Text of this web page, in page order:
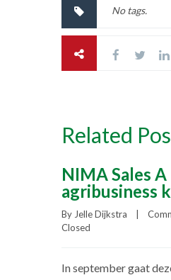
No tags.
Related
NIMA Sales
agribusiness
By Jelle Dijkstra
Closed
In september gaat